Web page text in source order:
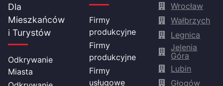
Dla
Mieszkańców
i Turystów
Odkrywanie
Miasta
Firmy
produkcyjne
Firmy
produkcyjne
Firmy
usługowe
Wrocław
Wałbrzych
Legnica
Jelenia
Góra
Lubin
Głogów